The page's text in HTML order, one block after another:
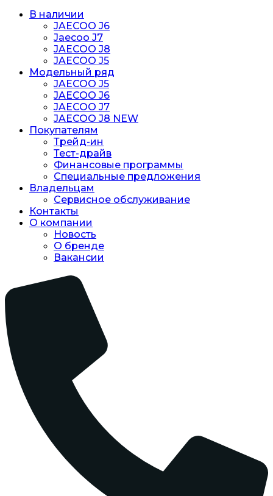
В наличии
JAECOO J6
Jaecoo J7
JAECOO J8
JAECOO J5
Модельный ряд
JAECOO J5
JAECOO J6
JAECOO J7
JAECOO J8 NEW
Покупателям
Трейд-ин
Тест-драйв
Финансовые программы
Специальные предложения
Владельцам
Сервисное обслуживание
Контакты
О компании
Новость
O бренде
Вакансии